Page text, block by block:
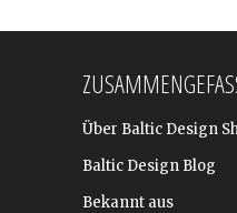
Über Baltic Design
Baltic Design Blog
Bekannt aus